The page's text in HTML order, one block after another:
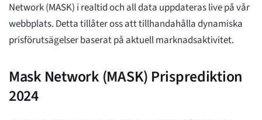
Network (MASK) i realtid och all data uppdateras live på vår
webbplats. Detta tillåter oss att tillhandahålla dynamiska
prisförutsägelser baserat på aktuell marknadsaktivitet.
Mask Network (MASK) Prisprediktion
2024